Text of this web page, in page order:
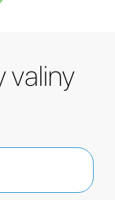
valiny